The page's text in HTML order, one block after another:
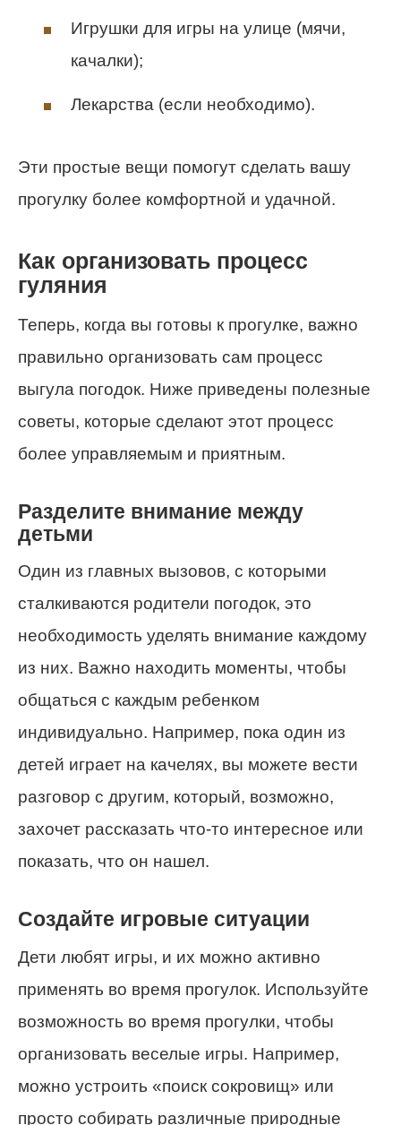
Игрушки для игры на улице (мячи,
качалки);
Лекарства (если необходимо).
Эти простые вещи помогут сделать вашу
прогулку более комфортной и удачной.
Как организовать процесс
гуляния
Теперь, когда вы готовы к прогулке, важно
правильно организовать сам процесс
выгула погодок. Ниже приведены полезные
советы, которые сделают этот процесс
более управляемым и приятным.
Разделите внимание между
детьми
Один из главных вызовов, с которыми
сталкиваются родители погодок, это
необходимость уделять внимание каждому
из них. Важно находить моменты, чтобы
общаться с каждым ребенком
индивидуально. Например, пока один из
детей играет на качелях, вы можете вести
разговор с другим, который, возможно,
захочет рассказать что-то интересное или
показать, что он нашел.
Создайте игровые ситуации
Дети любят игры, и их можно активно
применять во время прогулок. Используйте
возможность во время прогулки, чтобы
организовать веселые игры. Например,
можно устроить «поиск сокровищ» или
просто собирать различные природные